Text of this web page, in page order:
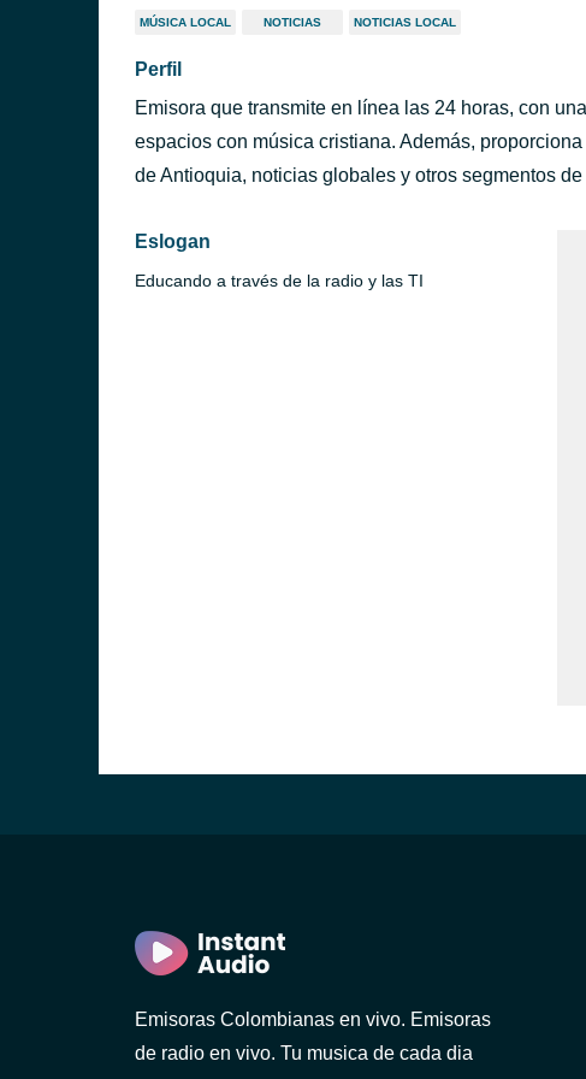
MÚSICA LOCAL NOTICIAS NOTICIAS LOCAL
Perfil
Emisora que transmite en línea las 24 horas, con
espacios con música cristiana. Además,
de Antioquia, noticias globales y otros segmentos
Eslogan
Educando a través de la radio y las TI
Emisoras Colombianas en vivo. Emisoras
de radio en vivo. Tu musica de cada dia